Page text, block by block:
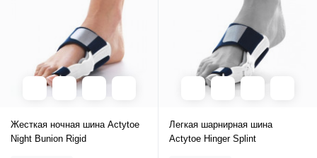
Жесткая ночная шина Actytoe
Night Bunion Rigid
Легкая шарнирная шина
Actytoe Hinger Splint